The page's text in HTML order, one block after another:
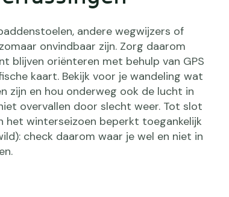
andere wegwijzers of
onvindbaar zijn. Zorg daarom
blijven oriënteren met behulp van GPS
kaart. Bekijk voor je wandeling wat
zijn en hou onderweg ook de lucht in
overvallen door slecht weer. Tot slot
het winterseizoen beperkt toegankelijk
check daarom waar je wel en niet in